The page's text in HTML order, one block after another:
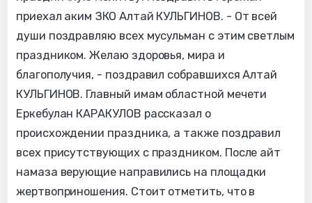
приехал аким ЗКО Алтай КУЛЬГИНОВ. - От всей
души поздравляю всех мусульман с этим светлым
праздником. Желаю здоровья, мира и
благополучия, - поздравил собравшихся Алтай
КУЛЬГИНОВ. Главный имам областной мечети
Еркебулан КАРАКУЛОВ рассказал о
происхождении праздника, а также поздравил
всех присутствующих с праздником. После айт
намаза верующие направились на площадки
жертвоприношения. Стоит отметить, что в